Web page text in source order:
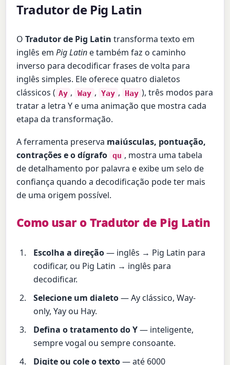
Tradutor de Pig Latin
OTradutor de Pig Latin transforma texto em
inglês emPig Latin e também faz o caminho
inverso para decodificar frases de volta para
inglês simples. Ele oferece quatro dialetos
clássicos ( Ay , Way , Yay , Hay ), três modos para
tratar a letra Y e uma animação que mostra cada
etapa da transformação.
A ferramenta preserva maiúsculas, pontuação,
contrações e o dígrafo qu , mostra uma tabela
de detalhamento por palavra e exibe um selo de
confiança quando a decodificação pode ter mais
de uma origem possível.
Como usar o Tradutor de Pig Latin
Escolha a direção— inglês → Pig Latin para
codificar, ou Pig Latin → inglês para
decodificar.
Selecione um dialeto— Ay clássico, Way-
only, Yay ou Hay.
Defina o tratamento do Y— inteligente,
sempre vogal ou sempre consoante.
Digite ou cole o texto— até 6000